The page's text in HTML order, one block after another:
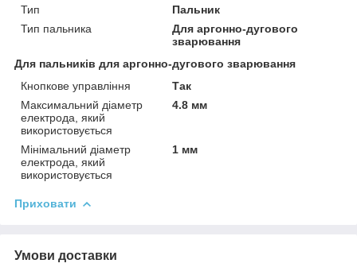
Тип
Пальник
Тип пальника
Для аргонно-дугового
зварювання
Для пальників для аргонно-дугового зварювання
Кнопкове управління
Так
Максимальний діаметр
електрода, який
використовується
4.8 мм
Мінімальний діаметр
електрода, який
використовується
1 мм
Приховати
Умови доставки